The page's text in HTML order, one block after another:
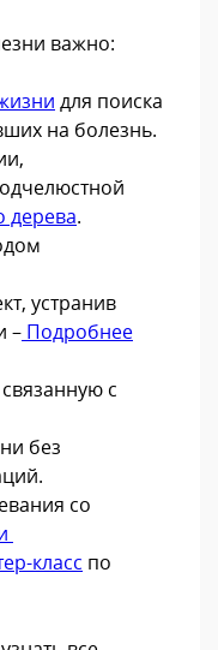
важно:
для поиска
на болезнь.
дерева.
устранив
– Подробнее
с
без
со
класс по